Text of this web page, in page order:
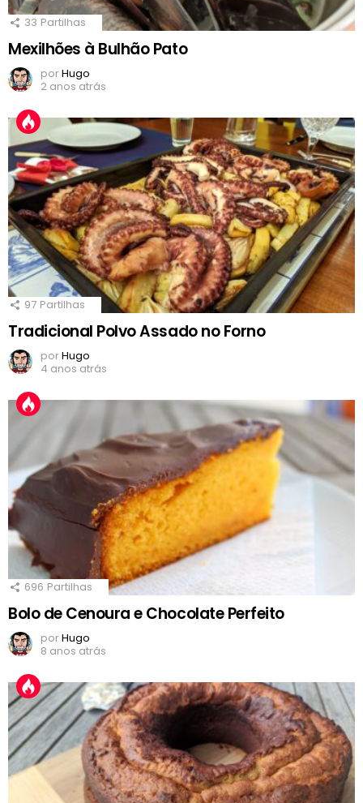
33 Partilhas
Mexilhões à Bulhão Pato
porHugo
2 anos atrás
97 Partilhas
Tradicional Polvo Assado no Forno
porHugo
4 anos atrás
696 Partilhas
Bolo de Cenoura e Chocolate Perfeito
porHugo
8 anos atrás